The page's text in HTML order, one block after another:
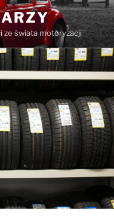
ze świata motoryzacji